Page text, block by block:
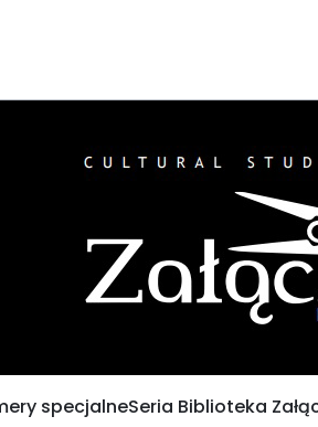
specjalneSeria Biblioteka